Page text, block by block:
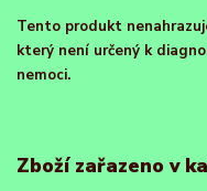
Tento produkt
který není určený k
nemoci.
Zboží zařazeno v